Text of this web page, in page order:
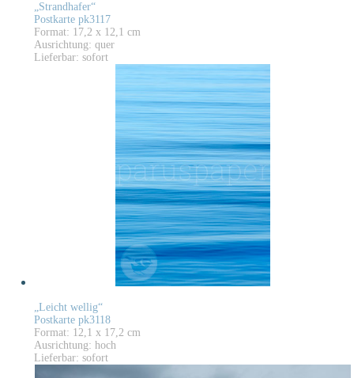
„Strandhafer“
Postkarte pk3117
Format: 17,2 x 12,1 cm
Ausrichtung: quer
Lieferbar: sofort
„Leicht wellig“
Postkarte pk3118
Format: 12,1 x 17,2 cm
Ausrichtung: hoch
Lieferbar: sofort